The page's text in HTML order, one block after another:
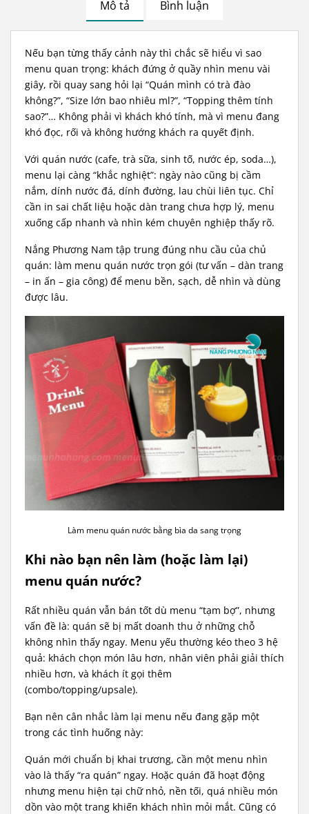
Mô tả Bình luận
Nếu bạn từng thấy cảnh này thì chắc sẽ hiểu vì sao
menu quan trọng: khách đứng ở quầy nhìn menu vài
giây, rồi quay sang hỏi lại “Quán mình có trà đào
không?”, “Size lớn bao nhiêu ml?”, “Topping thêm tính
sao?”… Không phải vì khách khó tính, mà vì menu đang
khó đọc, rối và không hướng khách ra quyết định.
Với quán nước (cafe, trà sữa, sinh tố, nước ép, soda…),
menu lại càng “khắc nghiệt”: ngày nào cũng bị cầm
nắm, dính nước đá, dính đường, lau chùi liên tục. Chỉ
cần in sai chất liệu hoặc dàn trang chưa hợp lý, menu
xuống cấp nhanh và nhìn kém chuyên nghiệp thấy rõ.
Nắng Phương Nam tập trung đúng nhu cầu của chủ
quán: làm menu quán nước trọn gói (tư vấn – dàn trang
– in ấn – gia công) để menu bền, sạch, dễ nhìn và dùng
được lâu.
Làm menu quán nước bằng bìa da sang trọng
Khi nào bạn nên làm (hoặc làm lại)
menu quán nước?
Rất nhiều quán vẫn bán tốt dù menu “tạm bợ”, nhưng
vấn đề là: quán sẽ bị mất doanh thu ở những chỗ
không nhìn thấy ngay. Menu yếu thường kéo theo 3 hệ
quả: khách chọn món lâu hơn, nhân viên phải giải thích
nhiều hơn, và khách ít gọi thêm
(combo/topping/upsale).
Bạn nên cân nhắc làm lại menu nếu đang gặp một
trong các tình huống này:
Quán mới chuẩn bị khai trương, cần một menu nhìn
vào là thấy “ra quán” ngay. Hoặc quán đã hoạt động
nhưng menu hiện tại chữ nhỏ, nền tối, quá nhiều món
dồn vào một trang khiến khách nhìn mỏi mắt. Cũng có